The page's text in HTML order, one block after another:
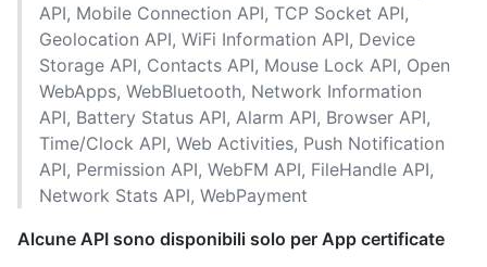
API, Mobile Connection API, TCP Socket API,
Geolocation API, WiFi Information API, Device
Storage API, Contacts API, Mouse Lock API, Open
WebApps, WebBluetooth, Network Information
API, Battery Status API, Alarm API, Browser API,
Time/Clock API, Web Activities, Push Notification
API, Permission API, WebFM API, FileHandle API,
Network Stats API, WebPayment
Alcune API sono disponibili solo per App certificate